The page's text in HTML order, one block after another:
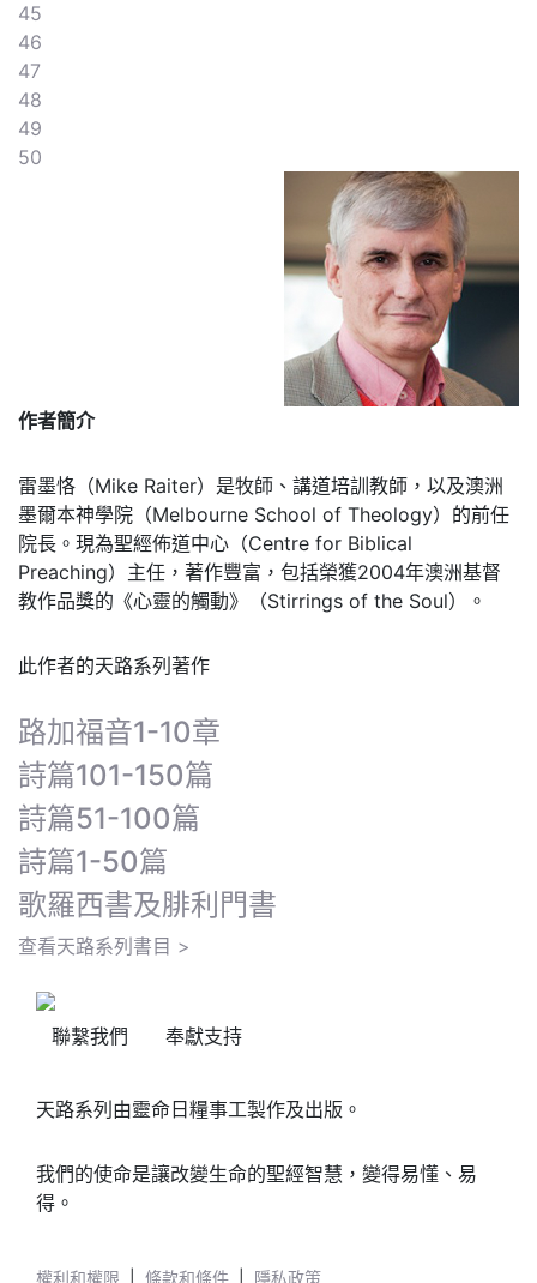
45
46
47
48
49
50
作者簡介
雷墨恪（Mike Raiter）是牧師、講道培訓教師，以及澳洲
墨爾本神學院（Melbourne School of Theology）的前任
院長。現為聖經佈道中心（Centre for Biblical
Preaching）主任，著作豐富，包括榮獲2004年澳洲基督
教作品獎的《心靈的觸動》（Stirrings of the Soul）。
此作者的天路系列著作
路加福音1-10章
詩篇101-150篇
詩篇51-100篇
詩篇1-50篇
歌羅西書及腓利門書
查看天路系列書目 >
聯繫我們 奉獻支持
天路系列由靈命日糧事工製作及出版。
我們的使命是讓改變生命的聖經智慧，變得易懂、易
得。
權利和權限 條款和條件 隱私政策